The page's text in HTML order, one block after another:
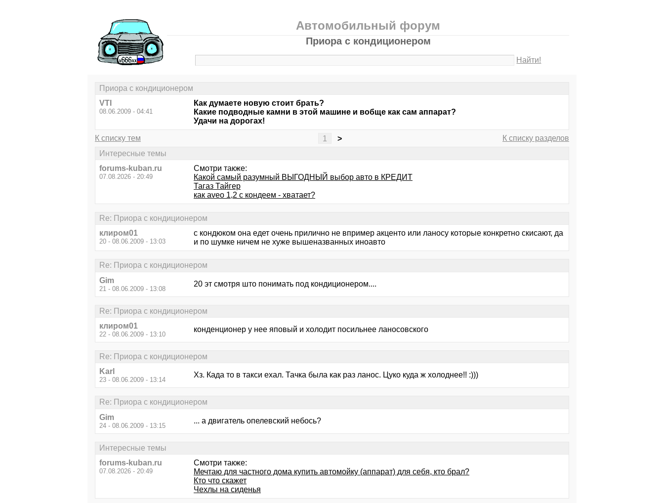
Автомобильный форум
Приора с кондиционером
Найти!
Приора с кондиционером
VTI
08.06.2009 - 04:41
Как думаете новую стоит брать?
Какие подводные камни в этой машине и вобще как сам аппарат?
Удачи на дорогах!
К списку тем 1 >
К списку разделов
Интересные темы
forums-kuban.ru
07.08.2026 - 20:49
Смотри также:
Какой самый разумный ВЫГОДНЫЙ выбор авто в КРЕДИТ
Тагаз Тайгер
как aveo 1,2 с кондеем - хватает?
Re: Приора с кондиционером
клиром01
20 - 08.06.2009 - 13:03
с кондюком она едет очень прилично не впример акценто или ланосу которые конкретно скисают, да
и по шумке ничем не хуже вышеназванных иноавто
Re: Приора с кондиционером
Gim
21 - 08.06.2009 - 13:08
20 эт смотря што понимать под кондиционером....
Re: Приора с кондиционером
клиром01
22 - 08.06.2009 - 13:10
конденционер у нее яповый и холодит посильнее ланосовского
Re: Приора с кондиционером
Karl
23 - 08.06.2009 - 13:14
Хз. Када то в такси ехал. Тачка была как раз ланос. Цуко куда ж холоднее!! :)))
Re: Приора с кондиционером
Gim
24 - 08.06.2009 - 13:15
... а двигатель опелевский небось?
Интересные темы
forums-kuban.ru
07.08.2026 - 20:49
Смотри также:
Мечтаю для частного дома купить автомойку (аппарат) для себя, кто брал?
Кто что скажет
Чехлы на сиденья